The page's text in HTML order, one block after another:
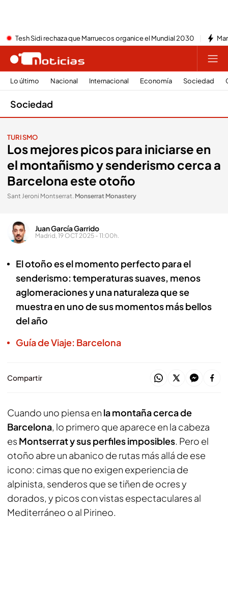
Tesh Sidi rechaza que Marruecos organice el Mundial 2030
Lo último Nacional Internacional Economía Sociedad
Sociedad
TURISMO
Los mejores picos para iniciarse en
el montañismo y senderismo cerca a
Barcelona este otoño
Sant Jeroni Montserrat. Monserrat Monastery
Juan García Garrido
Madrid, 19 OCT 2025 - 11:00h.
El otoño es el momento perfecto para el
senderismo: temperaturas suaves, menos
aglomeraciones y una naturaleza que se
muestra en uno de sus momentos más bellos
del año
Guía de Viaje: Barcelona
Compartir
Cuando uno piensa en la montaña cerca de
Barcelona, lo primero que aparece en la cabeza
es Montserrat y sus perfiles imposibles. Pero el
otoño abre un abanico de rutas más allá de ese
icono: cimas que no exigen experiencia de
alpinista, senderos que se tiñen de ocres y
dorados, y picos con vistas espectaculares al
Mediterráneo o al Pirineo.